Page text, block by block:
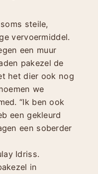
steile,
vervoermiddel.
een muur
pakezel de
het dier ook nog
we
“Ik ben ook
een gekleurd
een soberder
in